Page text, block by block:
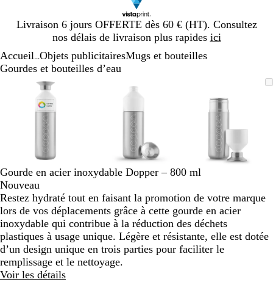
Livraison 6 jours OFFERTE dès 60 € (HT). Consultez
nos délais de livraison plus rapides ici
Diapositive
1
Accueil Objets publicitairesMugs et bouteilles
Gourdes et bouteilles d’eau
Image
zoomable
Zoom
au
minimum
Cliquez
pour
développer
Utilisez
les
touches
plus
et
moins
pour
zoomer
les
touches
fléchées
pour
faire
défiler
zoomable
au
pour
les
et
moins
pour
zoomer
les
touches
fléchées
pour
faire
et
moins
pour
les
touches
fléchées
pour
Diapositive
Gourde en acier inoxydable Dopper – 800 ml
Nouveau
Restez hydraté tout en faisant la promotion de votre marque
lors de vos déplacements grâce à cette gourde en acier
inoxydable qui contribue à la réduction des déchets
plastiques à usage unique. Légère et résistante, elle est dotée
d’un design unique en trois parties pour faciliter le
remplissage et le nettoyage.
Voir les détails